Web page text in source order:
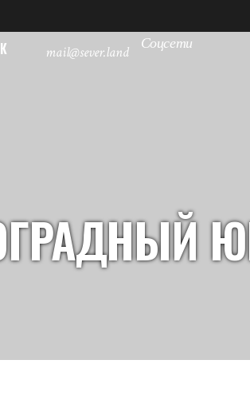
mail@sever.land Соцсети